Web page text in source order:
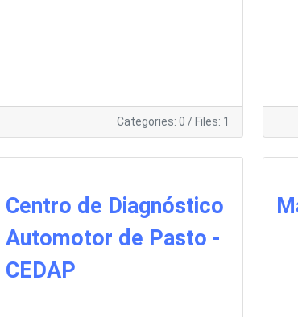
Categories: 0 / Files: 1
Centro de Diagnóstico
Automotor de Pasto -
CEDAP